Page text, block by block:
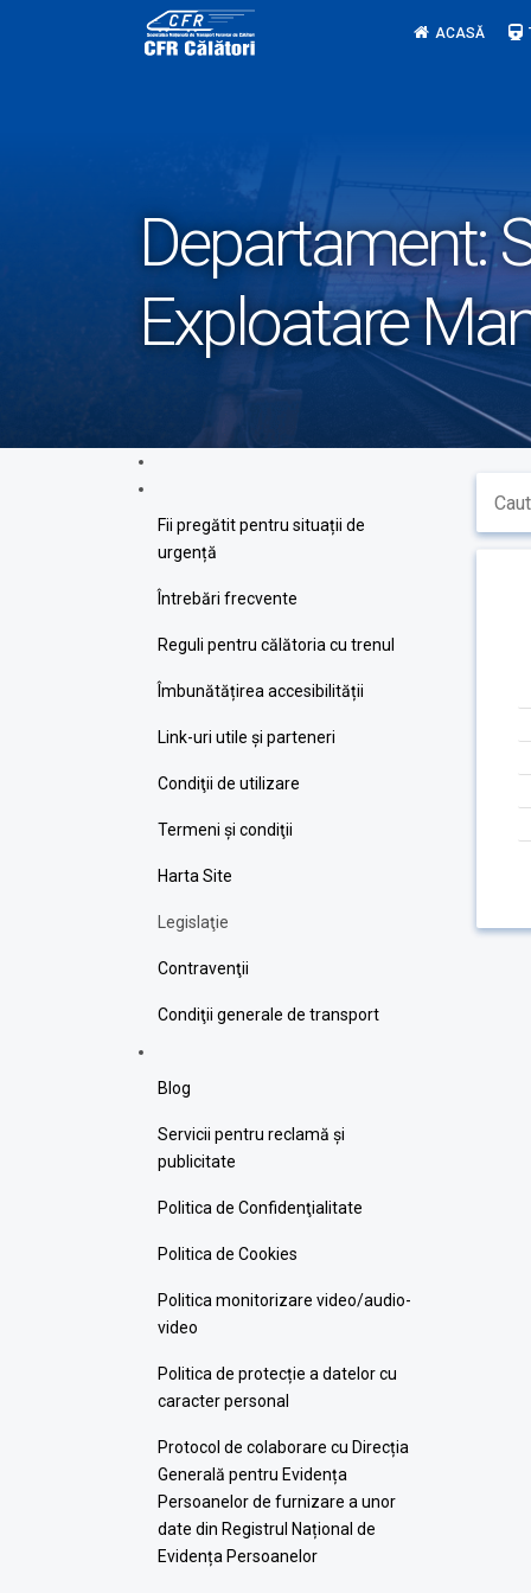
ACASĂ
Departament:
Exploatare
Fii pregătit pentru situații de
urgență
Întrebări frecvente
Reguli pentru călătoria cu trenul
Îmbunătățirea accesibilității
Link-uri utile şi parteneri
Condiţii de utilizare
Termeni şi condiţii
Harta Site
Legislaţie
Contravenţii
Condiţii generale de transport
Blog
Servicii pentru reclamă și
publicitate
Politica de Confidenţialitate
Politica de Cookies
Politica monitorizare video/audio-
video
Politica de protecție a datelor cu
caracter personal
Protocol de colaborare cu Direcția
Generală pentru Evidența
Persoanelor de furnizare a unor
date din Registrul Național de
Evidența Persoanelor